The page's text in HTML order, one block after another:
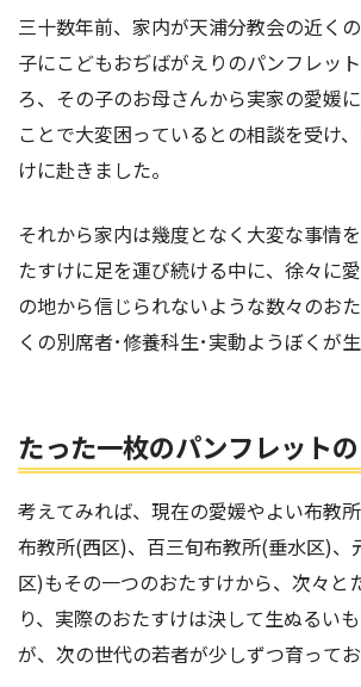
三十数年前、家内が天浦分教会の近く
子にこどもおぢばがえりのパンフレッ
ろ、その子のお母さんから実家の愛媛
ことで大変困っているとの相談を受け
けに赴きました。
それから家内は幾度となく大変な事情
たすけに足を運び続ける中に、徐々に
の地から信じられないような数々のお
くの別席者･修養科生･実動ようぼくが生
たった一枚のパンフレット
考えてみれば、現在の愛媛やよい布教
布教所(西区)、百三旬布教所(垂水区)、
区)もその一つのおたすけから、次々と
り、実際のおたすけは決して生ぬるい
が、次の世代の若者が少しずつ育ってお